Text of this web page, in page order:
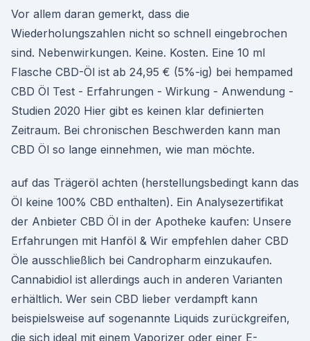
Vor allem daran gemerkt, dass die
Wiederholungszahlen nicht so schnell eingebrochen
sind. Nebenwirkungen. Keine. Kosten. Eine 10 ml
Flasche CBD-Öl ist ab 24,95 € (5%-ig) bei hempamed
CBD Öl Test - Erfahrungen - Wirkung - Anwendung -
Studien 2020 Hier gibt es keinen klar definierten
Zeitraum. Bei chronischen Beschwerden kann man
CBD Öl so lange einnehmen, wie man möchte.
auf das Trägeröl achten (herstellungsbedingt kann das
Öl keine 100% CBD enthalten). Ein Analysezertifikat
der Anbieter CBD Öl in der Apotheke kaufen: Unsere
Erfahrungen mit Hanföl & Wir empfehlen daher CBD
Öle ausschließlich bei Candropharm einzukaufen.
Cannabidiol ist allerdings auch in anderen Varianten
erhältlich. Wer sein CBD lieber verdampft kann
beispielsweise auf sogenannte Liquids zurückgreifen,
die sich ideal mit einem Vaporizer oder einer E-